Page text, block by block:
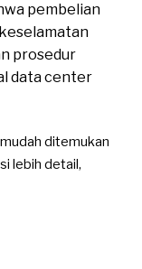
pembelian
prosedur
data center
ditemukan
lebih detail,